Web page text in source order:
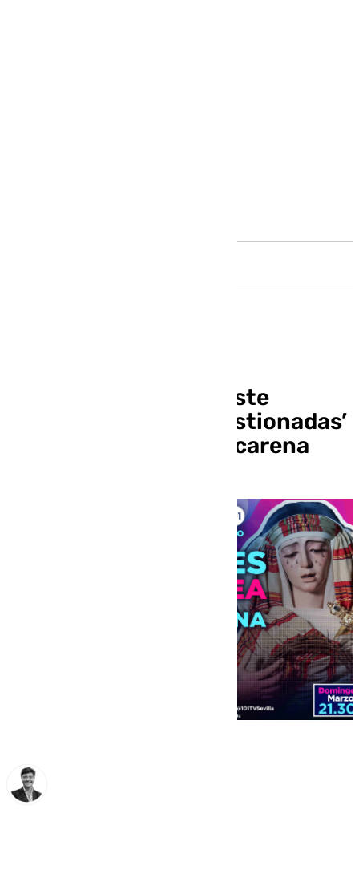
‘Al Cielo’ se estrena este
domingo con las ‘cuestionadas’
vestimentas de la Macarena